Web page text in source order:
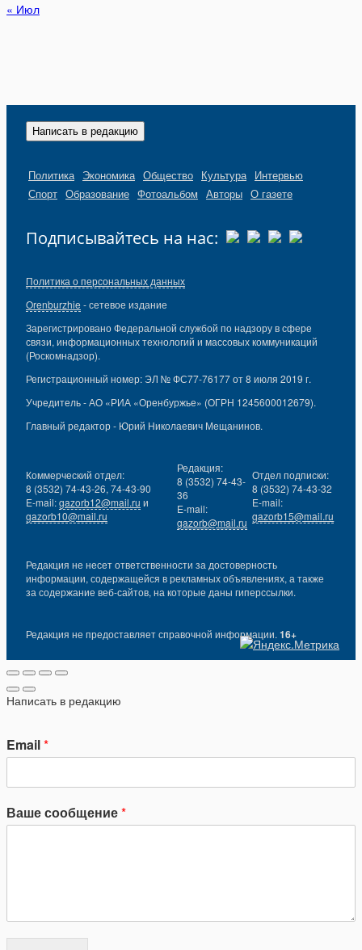
« Июл
Написать в редакцию
Политика Экономика Общество Культура Интервью
Спорт Образование Фотоальбом Авторы О газете
Подписывайтесь на нас:
Политика о персональных данных
Orenburzhie - сетевое издание
Зарегистрировано Федеральной службой по надзору в сфере
связи, информационных технологий и массовых коммуникаций
(Роскомнадзор).
Регистрационный номер: ЭЛ № ФС77-76177 от 8 июля 2019 г.
Учредитель - АО «РИА «Оренбуржье» (ОГРН 1245600012679).
Главный редактор - Юрий Николаевич Мещанинов.
Коммерческий отдел:
8 (3532) 74-43-26, 74-43-90
E-mail:gazorb12@mail.ru и
gazorb10@mail.ru
Редакция:
8 (3532) 74-43-
36
E-mail:
gazorb@mail.ru
Отдел подписки:
8 (3532) 74-43-32
E-mail:
gazorb15@mail.ru
Редакция не несет ответственности за достоверность
информации, содержащейся в рекламных объявлениях, а также
за содержание веб-сайтов, на которые даны гиперссылки.
Редакция не предоставляет справочной информации. 16+
Написать в редакцию
Email*
Ваше сообщение*